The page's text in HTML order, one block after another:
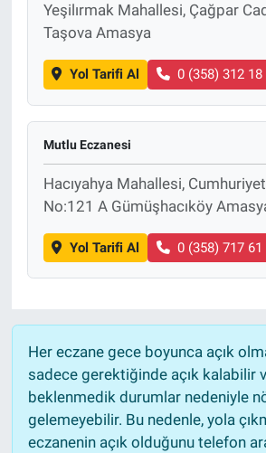
Yeşilırmak Mahallesi, Çağpar
Taşova Amasya
Yol Tarifi Al 0 (358) 312 18
Mutlu Eczanesi
Hacıyahya Mahallesi,
No:121 A Gümüşhacıköy
Yol Tarifi Al 0 (358) 717 61
Her eczane gece boyunca açık
sadece gerektiğinde açık kalabilir
beklenmedik durumlar nedeniyle
gelemeyebilir. Bu nedenle, yola
eczanenin açık olduğunu telefon